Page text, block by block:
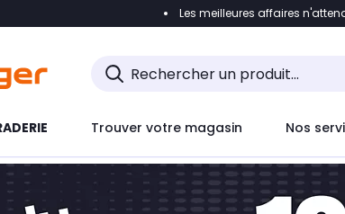
Accéder directement à la liste des
Les meilleures affaires
Trouver votre magasin Nos